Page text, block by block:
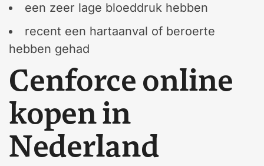
een zeer lage bloeddruk hebben
recent een hartaanval of beroerte
hebben gehad
Cenforce online
kopen in
Nederland